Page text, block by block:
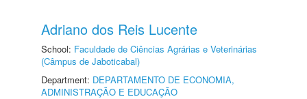
Adriano dos Reis Lucente
School: Faculdade de Ciências Agrárias e Veterinárias
(Câmpus de Jaboticabal)
Department: DEPARTAMENTO DE ECONOMIA,
ADMINISTRAÇÃO E EDUCAÇÃO